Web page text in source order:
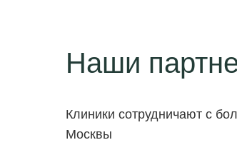
Наши
Клиники сотрудничают с
Москвы